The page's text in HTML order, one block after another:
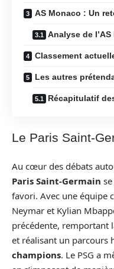
AS Monaco : Un
Analyse de
Classement
Les autres
Récapitulatif
Le Paris Saint-
Au cœur des débats
Paris Saint-Germain
favori. Avec une équipe
Neymar et Kylian
précédente, remportant
et réalisant un parcours
champions. Le PSG a